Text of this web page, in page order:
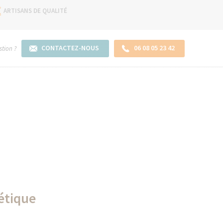
ARTISANS DE QUALITÉ
? CONTACTEZ-NOUS 06 08 05 23 42